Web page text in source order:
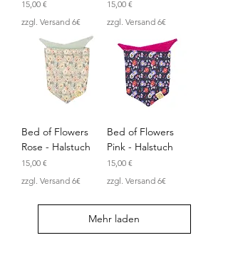
Preis
15,00 €
zzgl. Versand 6€
Preis
15,00 €
zzgl. Versand 6€
Bed of Flowers
Rose - Halstuch
Preis
15,00 €
zzgl. Versand 6€
Bed of Flowers
Pink - Halstuch
Preis
15,00 €
zzgl. Versand 6€
Mehr laden